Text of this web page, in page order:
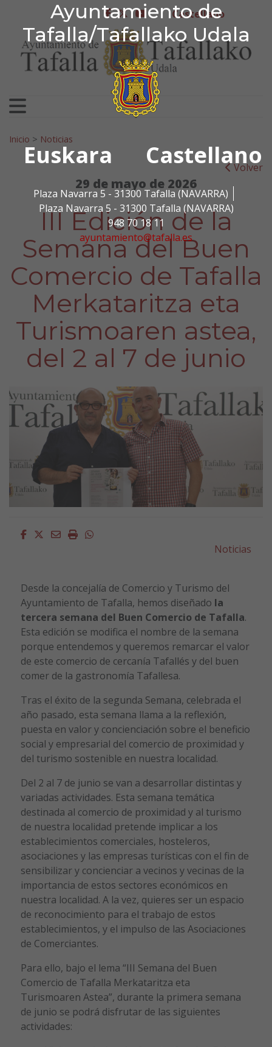
Ayuntamiento de
Tafalla/Tafallako Udala
Euskara Castellano
Plaza Navarra 5 - 31300 Tafalla (NAVARRA)
Plaza Navarra 5 - 31300 Tafalla (NAVARRA)
948 70 18 11
ayuntamiento@tafalla.es
Ir al contenido
Ayuntamiento de
facebook
twitter
youtubeCastellano
Search for:
Inicio > Noticias
Volver
29 de mayo de 2026
III Edición de la
Semana del Buen
Comercio de Tafalla
Merkataritza eta
Turismoaren astea,
del 2 al 7 de junio
Facebook
Twitter
EmailImprimirWhatsapp
Noticias
Desde la concejalía de Comercio y Turismo del
Ayuntamiento de Tafalla, hemos diseñado la
tercera semana del Buen Comercio de Tafalla.
Esta edición se modifica el nombre de la semana
porque entendemos y queremos remarcar el valor
de este comercio de cercanía Tafallés y del buen
comer de la gastronomía Tafallesa.
Tras el éxito de la segunda Semana, celebrada el
año pasado, esta semana llama a la reflexión,
puesta en valor y concienciación sobre el beneficio
social y empresarial del comercio de proximidad y
del turismo sostenible en nuestra localidad.
Del 2 al 7 de junio se van a desarrollar distintas y
variadas actividades. Esta semana temática
destinada al comercio de proximidad y al turismo
de nuestra localidad pretende implicar a los
establecimientos comerciales, hosteleros,
asociaciones y las empresas turísticas con el fin de
sensibilizar y concienciar a vecinos y vecinas de la
importancia de estos sectores económicos en
nuestra localidad. A la vez, quieres ser un espacio
de reconocimiento para el trabajo de estos
establecimientos, y el impulso de las Asociaciones
de Comerciantes.
Para ello, bajo el lema “III Semana del Buen
Comercio de Tafalla Merkataritza eta
Turismoaren Astea”, durante la primera semana
de junio se podrá disfrutar de las siguientes
actividades: